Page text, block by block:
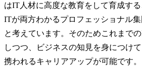
はIT人材に高度な教育をして育成す
ITが両方わかるプロフェッショナル
と考えています。そのためこれまで
しつつ、ビジネスの知見を身につけ
携われるキャリアアップが可能です。